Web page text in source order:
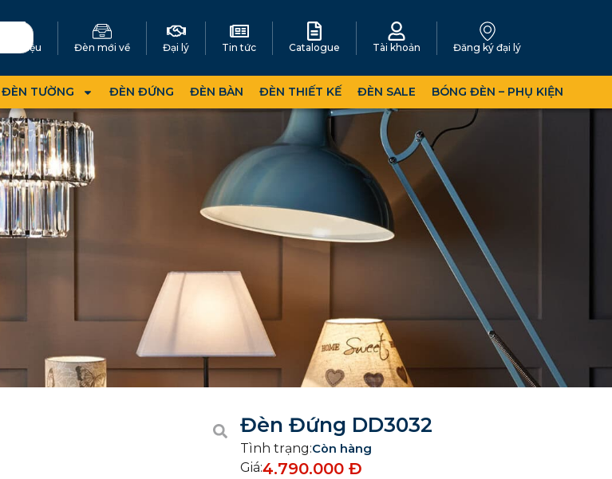
Giới thiệu Đèn mới về Đại lý Tin tức Catalogue Tài khoản Đăng ký đại lý
ĐÈN TƯỜNG ĐÈN ĐỨNG ĐÈN BÀN ĐÈN THIẾT KẾ ĐÈN SALE BÓNG ĐÈN – PHỤ KIỆN
Đèn Đứng DD3032
Tình trạng:Còn hàng
Giá:4.790.000Đ